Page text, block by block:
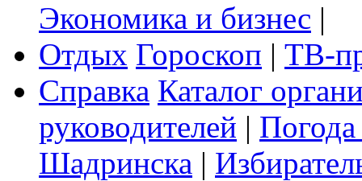
Экономика и бизнес |
Отдых Гороскоп | ТВ-
Справка Каталог
руководителей |
Шадринска |